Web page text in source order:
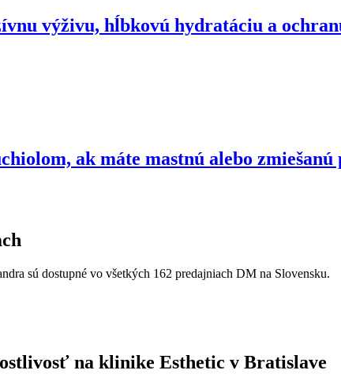
výživu, hĺbkovú hydratáciu a
ak máte mastnú alebo zmiešanú
sú dostupné vo všetkých 162 predajniach DM na Slovensku.
na klinike Esthetic v Bratislave